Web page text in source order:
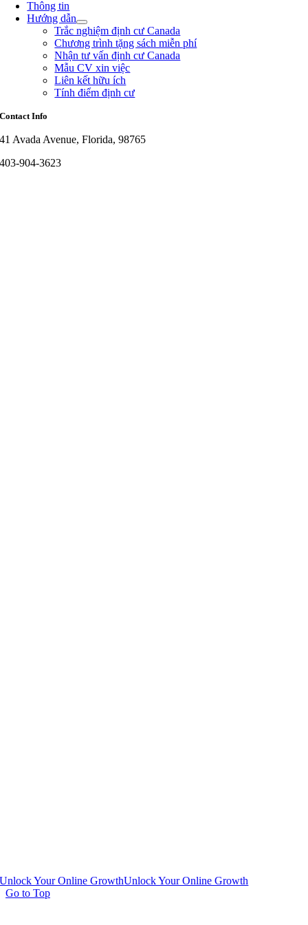
Thông tin
Hướng dẫn
Trắc nghiệm định cư Canada
Chương trình tặng sách miễn phí
Nhận tư vấn định cư Canada
Mẫu CV xin việc
Liên kết hữu ích
Tính điểm định cư
Contact Info
41 Avada Avenue, Florida, 98765
403-904-3623
Unlock Your Online GrowthUnlock Your Online Growth
Go to Top